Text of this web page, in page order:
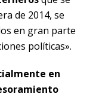
de 2014, se
en gran parte
políticas».
en